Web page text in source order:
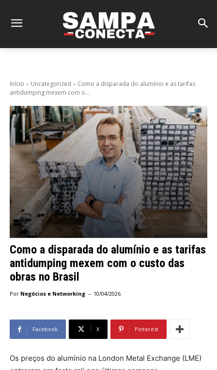
Início Uncategorized
Como a disparada do alumínio e as tarifas
antidumping mexem com o...
Como a disparada do alumínio e as tarifas
antidumping mexem com o custo das
obras no Brasil
Por Negócios e Networking - 10/04/2026
Facebook X Pinterest
Os preços do alumínio na London Metal Exchange (LME)